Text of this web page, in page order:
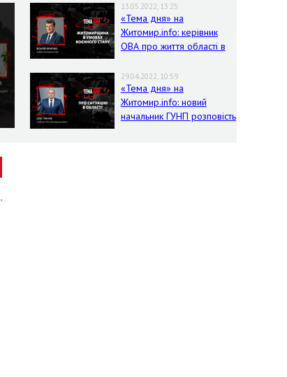
13.05.2022, 13:25
«Тема дня» на
Житомир.info: керівник
ОВА про життя області в
29.04.2022, 10:59
«Тема дня» на
Житомир.info: новий
начальник ГУНП розповість